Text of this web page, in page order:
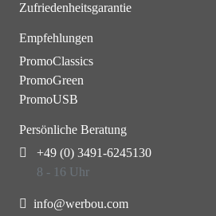
Zufriedenheitsgarantie
Empfehlungen
PromoClassics
PromoGreen
PromoUSB
Persönliche Beratung
+49 (0) 3491-6245130
8 - 16 Uhr
info@werbou.com